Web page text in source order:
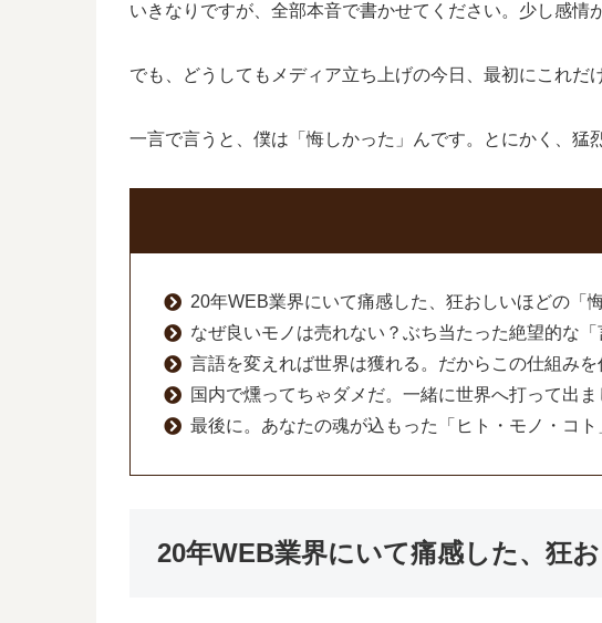
いきなりですが、全部本音で書かせてください。少し感情
でも、どうしてもメディア立ち上げの今日、最初にこれだ
一言で言うと、僕は「悔しかった」んです。とにかく、猛
20年WEB業界にいて痛感した、狂おしいほどの「悔
なぜ良いモノは売れない？ぶち当たった絶望的な「
言語を変えれば世界は獲れる。だからこの仕組みを
国内で燻ってちゃダメだ。一緒に世界へ打って出ま
最後に。あなたの魂が込もった「ヒト・モノ・コ
20年WEB業界にいて痛感した、狂